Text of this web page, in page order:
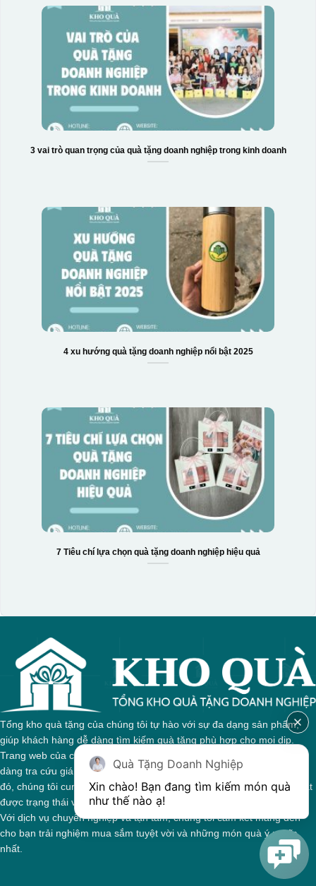
3 vai trò quan trọng của quà tặng doanh nghiệp trong kinh doanh
4 xu hướng quà tặng doanh nghiệp nổi bật 2025
7 Tiêu chí lựa chọn quà tặng doanh nghiệp hiệu quả
Tổng kho quà tặng của chúng tôi tự hào với sự đa dạng sản phẩm,
giúp khách hàng dễ dàng tìm kiếm quà tặng phù hợp cho mọi dịp.
Trang web của chúng tôi được thiết kế trực quan, cho phép bạn dễ
dàng tra cứu giá cả và thông tin chi tiết về từng sản phẩm. Bên cạnh
đó, chúng tôi cung cấp hệ thống theo dõi đơn hàng, giúp bạn nắm bắt
được trạng thái và giai đoạn xử lý của đơn hàng một cách thuận tiện.
Với dịch vụ chuyên nghiệp và tận tâm, chúng tôi cam kết mang đến
cho bạn trải nghiệm mua sắm tuyệt vời và những món quà ý nghĩa
nhất.
Quà Tặng Doanh Nghiệp
Xin chào! Bạn đang tìm kiếm món quà
như thế nào ạ!